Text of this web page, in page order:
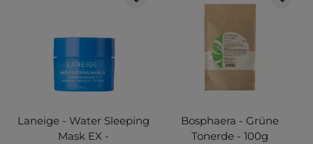
Laneige - Water Sleeping
Mask EX -
Bosphaera - Grüne
Tonerde - 100g